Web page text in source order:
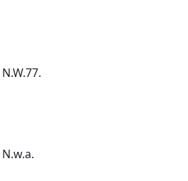
N.W.77.
N.w.a.